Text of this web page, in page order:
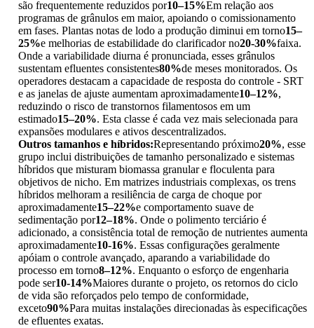
são frequentemente reduzidos por10–15%Em relação aos
programas de grânulos em maior, apoiando o comissionamento
em fases. Plantas notas de lodo a produção diminui em torno15–
25%e melhorias de estabilidade do clarificador no20-30%faixa.
Onde a variabilidade diurna é pronunciada, esses grânulos
sustentam efluentes consistentes80%de meses monitorados. Os
operadores destacam a capacidade de resposta do controle - SRT
e as janelas de ajuste aumentam aproximadamente10–12%,
reduzindo o risco de transtornos filamentosos em um
estimado15–20%. Esta classe é cada vez mais selecionada para
expansões modulares e ativos descentralizados.
Outros tamanhos e híbridos:Representando próximo20%, esse
grupo inclui distribuições de tamanho personalizado e sistemas
híbridos que misturam biomassa granular e floculenta para
objetivos de nicho. Em matrizes industriais complexas, os trens
híbridos melhoram a resiliência de carga de choque por
aproximadamente15–22%e comportamento suave de
sedimentação por12–18%. Onde o polimento terciário é
adicionado, a consistência total de remoção de nutrientes aumenta
aproximadamente10-16%. Essas configurações geralmente
apóiam o controle avançado, aparando a variabilidade do
processo em torno8–12%. Enquanto o esforço de engenharia
pode ser10-14%Maiores durante o projeto, os retornos do ciclo
de vida são reforçados pelo tempo de conformidade,
exceto90%Para muitas instalações direcionadas às especificações
de efluentes exatas.